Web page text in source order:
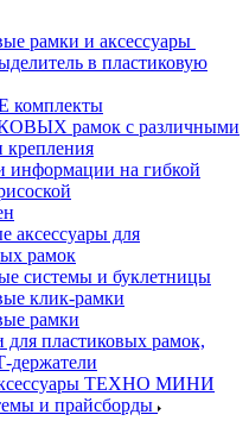
рамки и аксессуары
в пластиковую
рамок с различными
крепления
информации на гибкой
аксессуары для
рамок
системы и буклетницы
клик-рамки
рамки
для пластиковых рамок,
держатели
ТЕХНО МИНИ
и прайсборды